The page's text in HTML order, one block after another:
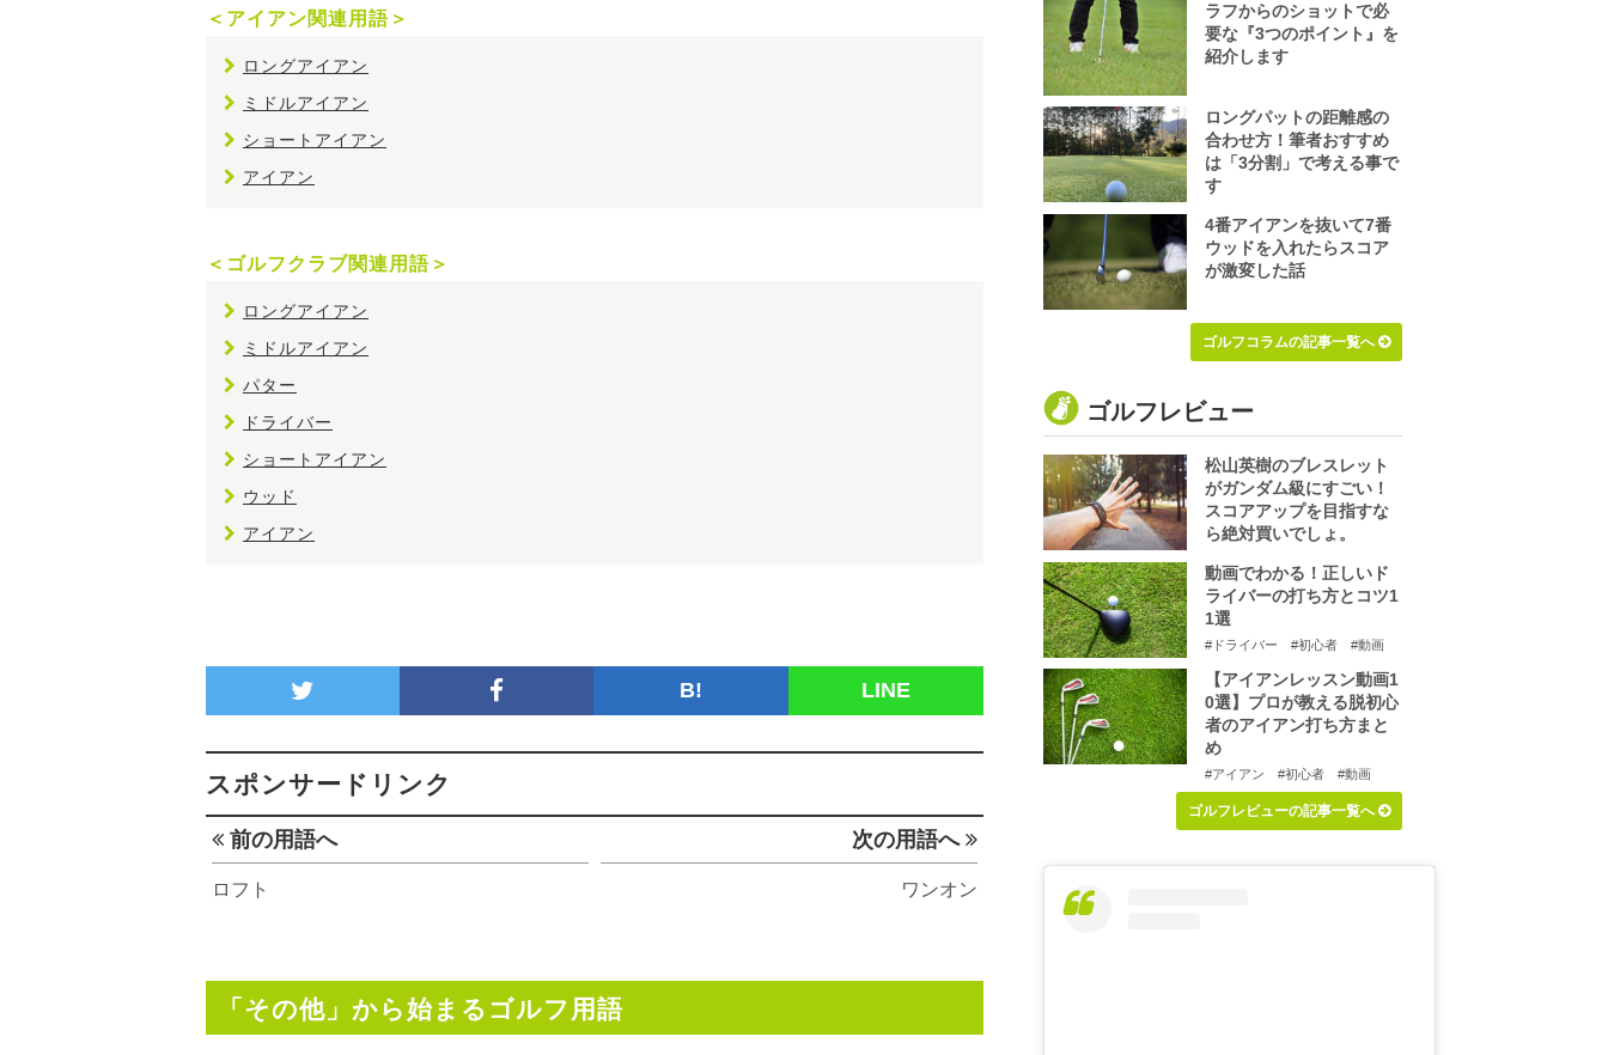
＜アイアン関連用語＞
ロングアイアン
ミドルアイアン
ショートアイアン
アイアン
＜ゴルフクラブ関連用語＞
ロングアイアン
ミドルアイアン
パター
ドライバー
ショートアイアン
ウッド
アイアン
B! LINE
スポンサードリンク
前の用語へ
ロフト
次の用語へ
ワンオン
「その他」から始まるゴルフ用語
ラフからのショットで必
要な『3つのポイント』を
紹介します
ロングパットの距離感の
合わせ方！筆者おすすめ
は「3分割」で考える事で
す
4番アイアンを抜いて7番
ウッドを入れたらスコア
が激変した話
ゴルフコラムの記事一覧へ
ゴルフレビュー
松山英樹のブレスレット
がガンダム級にすごい！
スコアアップを目指すな
ら絶対買いでしょ。
動画でわかる！正しいド
ライバーの打ち方とコツ1
1選
#ドライバー #初心者 #動画
【アイアンレッスン動画1
0選】プロが教える脱初心
者のアイアン打ち方まと
め
#アイアン #初心者 #動画
ゴルフレビューの記事一覧へ